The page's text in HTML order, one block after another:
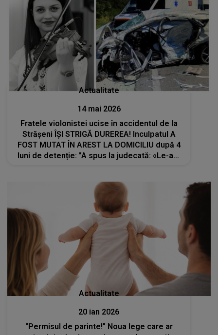
Actualitate
14 mai 2026
Fratele violonistei ucise în accidentul de la
Strășeni ÎȘI STRIGĂ DUREREA! Inculpatul A
FOST MUTAT ÎN AREST LA DOMICILIU după 4
luni de detenție: "A spus la judecată: «Le-am
Actualitate
20 ian 2026
"Permisul de parinte!" Noua lege care ar